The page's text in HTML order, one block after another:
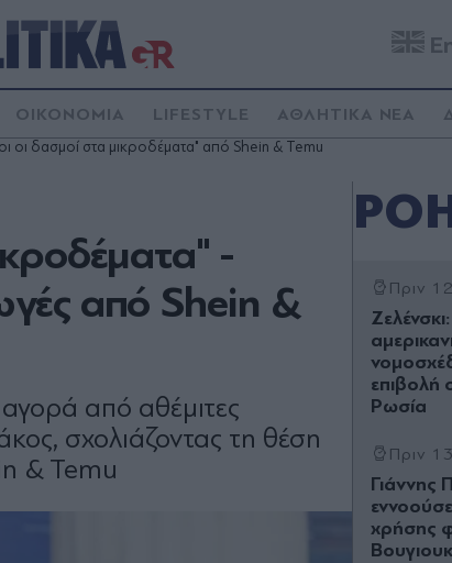
ΟΙΚΟΝΟΜΙΑ LIFESTYLE ΑΘΛΗΤΙΚΑ ΝΕΑ
οι δασμοί στα μικροδέματα" από Shein & Temu
-
από Shein &
από αθέμιτες
σχολιάζοντας τη θέση
& Temu
Πριν
επιβολή
Ρωσία
Πριν
Γιάννης
χρήσης